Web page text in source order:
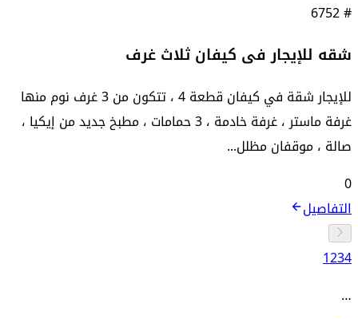
6752#
شقه للإيجار فى كيفان ثلاث غرف
للإيجار شقة في كيفان قطعة 4 ، تتكون من 3 غرف نوم منها
غرفة ماستر ، غرفة خادمة ، 3 حمامات ، مطبخ جديد من إيكيا ،
صالة ، موقفان مظلل...
0
التفاصيل
1234
…